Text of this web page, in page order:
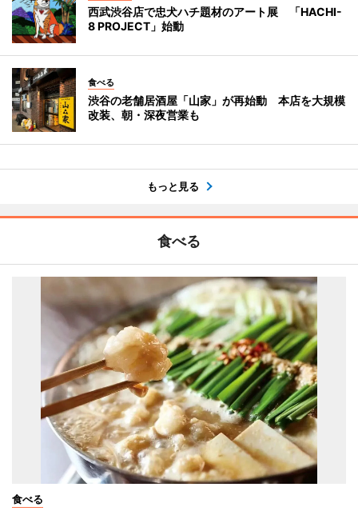
西武渋谷店で忠犬ハチ題材のアート展 「HACHI-
8 PROJECT」始動
食べる
渋谷の老舗居酒屋「山家」が再始動 本店を大規模
改装、朝・深夜営業も
もっと見る
食べる
食べる